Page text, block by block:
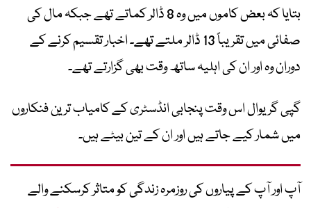
بتایا کہ بعض کاموں میں وہ 8 ڈالر کماتے تھے جبکہ مال کی
صفائی میں تقریباً 13 ڈالر ملتے تھے۔ اخبار تقسیم کرنے کے
دوران وہ اور ان کی اہلیہ ساتھ وقت بھی گزارتے تھے۔
گپی گریوال اس وقت پنجابی انڈسٹری کے کامیاب ترین فنکاروں
میں شمار کیے جاتے ہیں اور ان کے تین بیٹے ہیں۔
آپ اور آپ کے پیاروں کی روزمرہ زندگی کو متاثر کرسکنے والے